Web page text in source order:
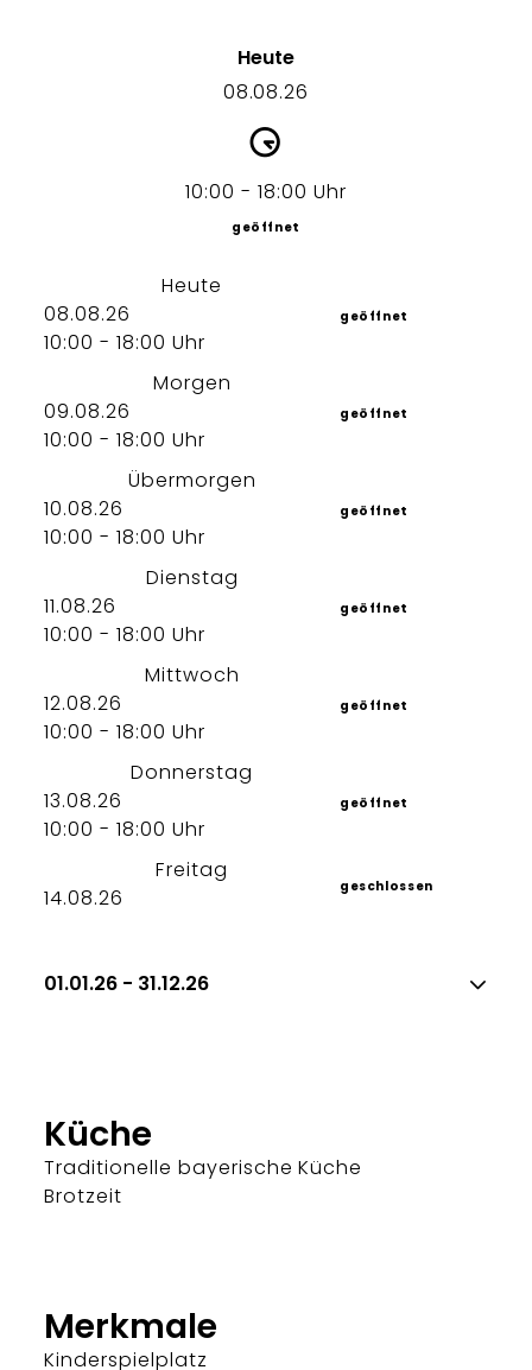
Heute
08.08.26
10:00 - 18:00 Uhr
geöffnet
Heute
08.08.26
10:00 - 18:00 Uhr
geöffnet
Morgen
09.08.26
10:00 - 18:00 Uhr
geöffnet
Übermorgen
10.08.26
10:00 - 18:00 Uhr
geöffnet
Dienstag
11.08.26
10:00 - 18:00 Uhr
geöffnet
Mittwoch
12.08.26
10:00 - 18:00 Uhr
geöffnet
Donnerstag
13.08.26
10:00 - 18:00 Uhr
geöffnet
Freitag
14.08.26
geschlossen
01.01.26 - 31.12.26
Küche
Traditionelle bayerische Küche
Brotzeit
Merkmale
Kinderspielplatz